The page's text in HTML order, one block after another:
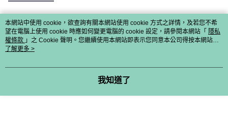
熱門標籤
本網站中使用 cookie，欲查詢有關本網站使用 cookie 方式之詳情，及若您不希
望在電腦上使用 cookie 時應如何變更電腦的 cookie 設定，請參閱本網站「 隱私
權條款 」之 Cookie 聲明。您繼續使用本網站即表示您同意本公司得按本網站使
用條款之 Cookie 聲明使用 cookie。
了解更多 >
我知道了